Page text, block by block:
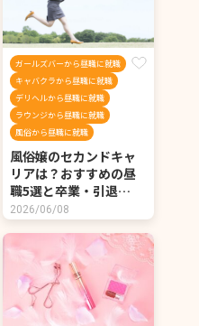
ガールズバーから昼職に就職
キャバクラから昼職に就職
デリヘルから昼職に就職
ラウンジから昼職に就職
風俗から昼職に就職
風俗嬢のセカンドキャ
リアは？おすすめの昼
職5選と卒業・引退…
2026/06/08